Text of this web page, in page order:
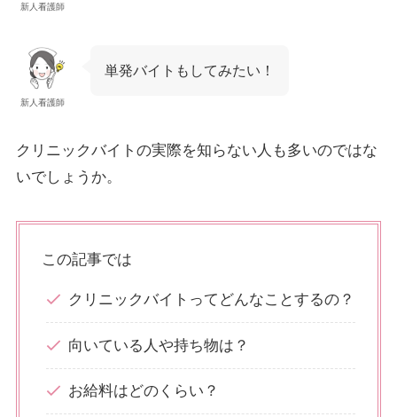
新人看護師
新人看護師
単発バイトもしてみたい！
クリニックバイトの実際を知らない人も多いのではな
いでしょうか。
この記事では
クリニックバイトってどんなことするの？
向いている人や持ち物は？
お給料はどのくらい？